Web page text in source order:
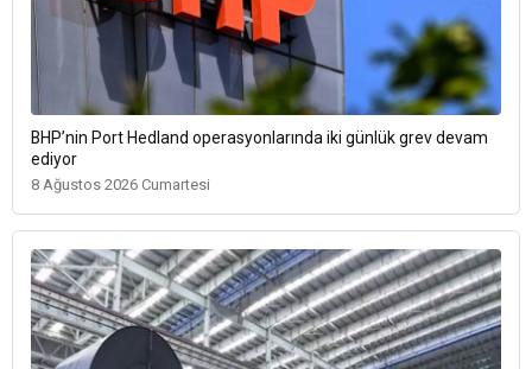
BHP’nin Port Hedland operasyonlarında iki günlük grev devam
ediyor
8 Ağustos 2026 Cumartesi